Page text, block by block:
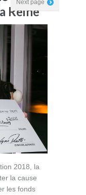
Reine
2018, la
la cause
les fonds
Next page